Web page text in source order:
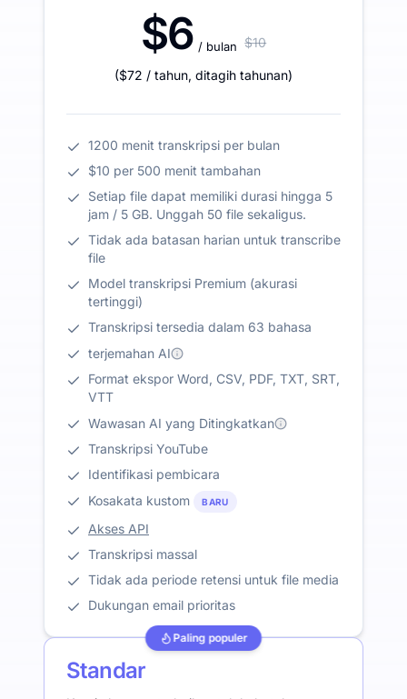
$6 / bulan $10
($72 / tahun, ditagih tahunan)
1200 menit transkripsi per bulan
$10 per 500 menit tambahan
Setiap file dapat memiliki durasi hingga 5
jam / 5 GB. Unggah 50 file sekaligus.
Tidak ada batasan harian untuk transcribe
file
Model transkripsi Premium (akurasi
tertinggi)
Transkripsi tersedia dalam 63 bahasa
terjemahan AI
Format ekspor Word, CSV, PDF, TXT, SRT,
VTT
Wawasan AI yang Ditingkatkan
Transkripsi YouTube
Identifikasi pembicara
Kosakata kustom
BARU
Akses API
Transkripsi massal
Tidak ada periode retensi untuk file media
Dukungan email prioritas
Paling populer
Standar